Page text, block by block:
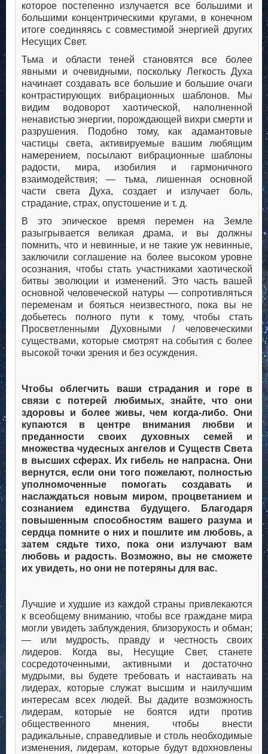
которое постепенно излучается все большими и
большими концентрическими кругами, в конечном
итоге соединяясь с совместимой энергией других
Несущих Свет.
Тьма и области теней становятся все более
явными и очевидными, поскольку Легкость Духа
начинает создавать все большие и большие очаги
контрастирующих вибрационных шаблонов. Мы
видим водоворот хаотической, наполненной
ненавистью энергии, порождающей вихри смерти и
разрушения. Подобно тому, как адамантовые
частицы света, активируемые вашим любящим
намерением, посылают вибрационные шаблоны
радости, мира, изобилия и гармоничного
взаимодействия; — тьма, лишенная основной
части света Духа, создает и излучает боль,
страдание, страх, опустошение и т. д.
В это эпическое время перемен на Земле
разыгрывается великая драма, и вы должны
помнить, что и невинные, и не такие уж невинные,
заключили соглашение на более высоком уровне
осознания, чтобы стать участниками хаотической
битвы эволюции и изменений. Это часть вашей
основной человеческой натуры — сопротивляться
переменам и бояться неизвестного, пока вы не
добьетесь полного пути к тому, чтобы стать
Просветленными Духовными / человеческими
существами, которые смотрят на события с более
высокой точки зрения и без осуждения.
Чтобы облегчить ваши страдания и горе в
связи с потерей любимых, знайте, что они
здоровы и более живы, чем когда-либо. Они
купаются в центре внимания любви и
преданности своих духовных семей и
множества чудесных ангелов и Существ Света
в высших сферах. Их гибель не напрасна. Они
вернутся, если они того пожелают, полностью
уполномоченные помогать создавать и
наслаждаться новым миром, процветанием и
сознанием единства будущего. Благодаря
повышенным способностям вашего разума и
сердца помните о них и пошлите им любовь, а
затем сядьте тихо, пока они излучают вам
любовь и радость. Возможно, вы не сможете
их увидеть, но они не потеряны для вас.
Лучшие и худшие из каждой страны привлекаются
к всеобщему вниманию, чтобы все граждане мира
могли увидеть заблуждения, близорукость и обман;
— или мудрость, правду и честность своих
лидеров. Когда вы, Несущие Свет, станете
сосредоточенными, активными и достаточно
мудрыми, вы будете требовать и настаивать на
лидерах, которые служат высшим и наилучшим
интересам всех людей. Вы дадите возможность
лидерам, которые не боятся идти против
общественного мнения, чтобы внести
радикальные, справедливые и столь необходимые
изменения, лидерам, которые будут вдохновлены